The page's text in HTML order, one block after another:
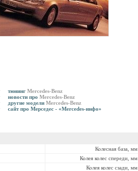
тюнинг Mercedes-Benz
новости про Mercedes-Benz
другие модели Mercedes-Benz
сайт про Мерседес - «Mercedes-инфо»
Колесная база, мм
Колея колес спереди, мм
Колея колес сзади, мм